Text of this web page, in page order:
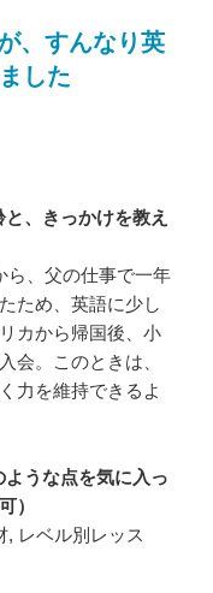
、すんなり英
した
、きっかけを教え
ら、父の仕事で一年
ため、英語に少し
カから帰国後、小
会。このときは、
力を維持できるよ
うな点を気に入っ
）
, レベル別レッス